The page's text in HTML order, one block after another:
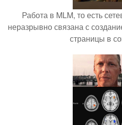
Работа в MLM, то есть
неразрывно связана с
страницы в